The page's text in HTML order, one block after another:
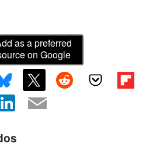
as a preferred
on Google